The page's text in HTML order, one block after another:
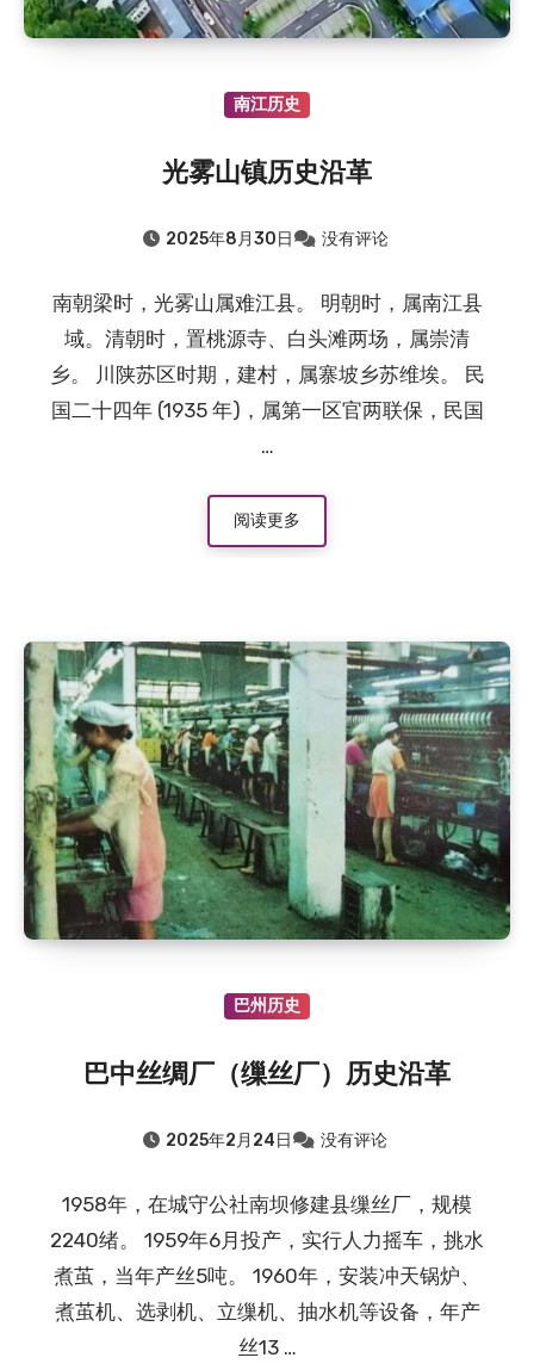
2019.8.7：南江县神潭溪由来
：杜甫关于巴中的诗歌
：巴中清凉洞怪井由来的传说（鲁班赵巧修…
：“品学兼优”的向元调
南江历史
光雾山镇历史沿革
2025年8月30日 没有评论
南朝梁时，光雾山属难江县。 明朝时，属南江县
域。清朝时，置桃源寺、白头滩两场，属崇清
乡。 川陕苏区时期，建村，属寨坡乡苏维埃。 民
国二十四年 (1935 年)，属第一区官两联保，民国
…
阅读更多
巴州历史
巴中丝绸厂（缫丝厂）历史沿革
2025年2月24日 没有评论
1958年，在城守公社南坝修建县缫丝厂，规模
2240绪。 1959年6月投产，实行人力摇车，挑水
煮茧，当年产丝5吨。 1960年，安装冲天锅炉、
煮茧机、选剥机、立缫机、抽水机等设备，年产
丝13 …